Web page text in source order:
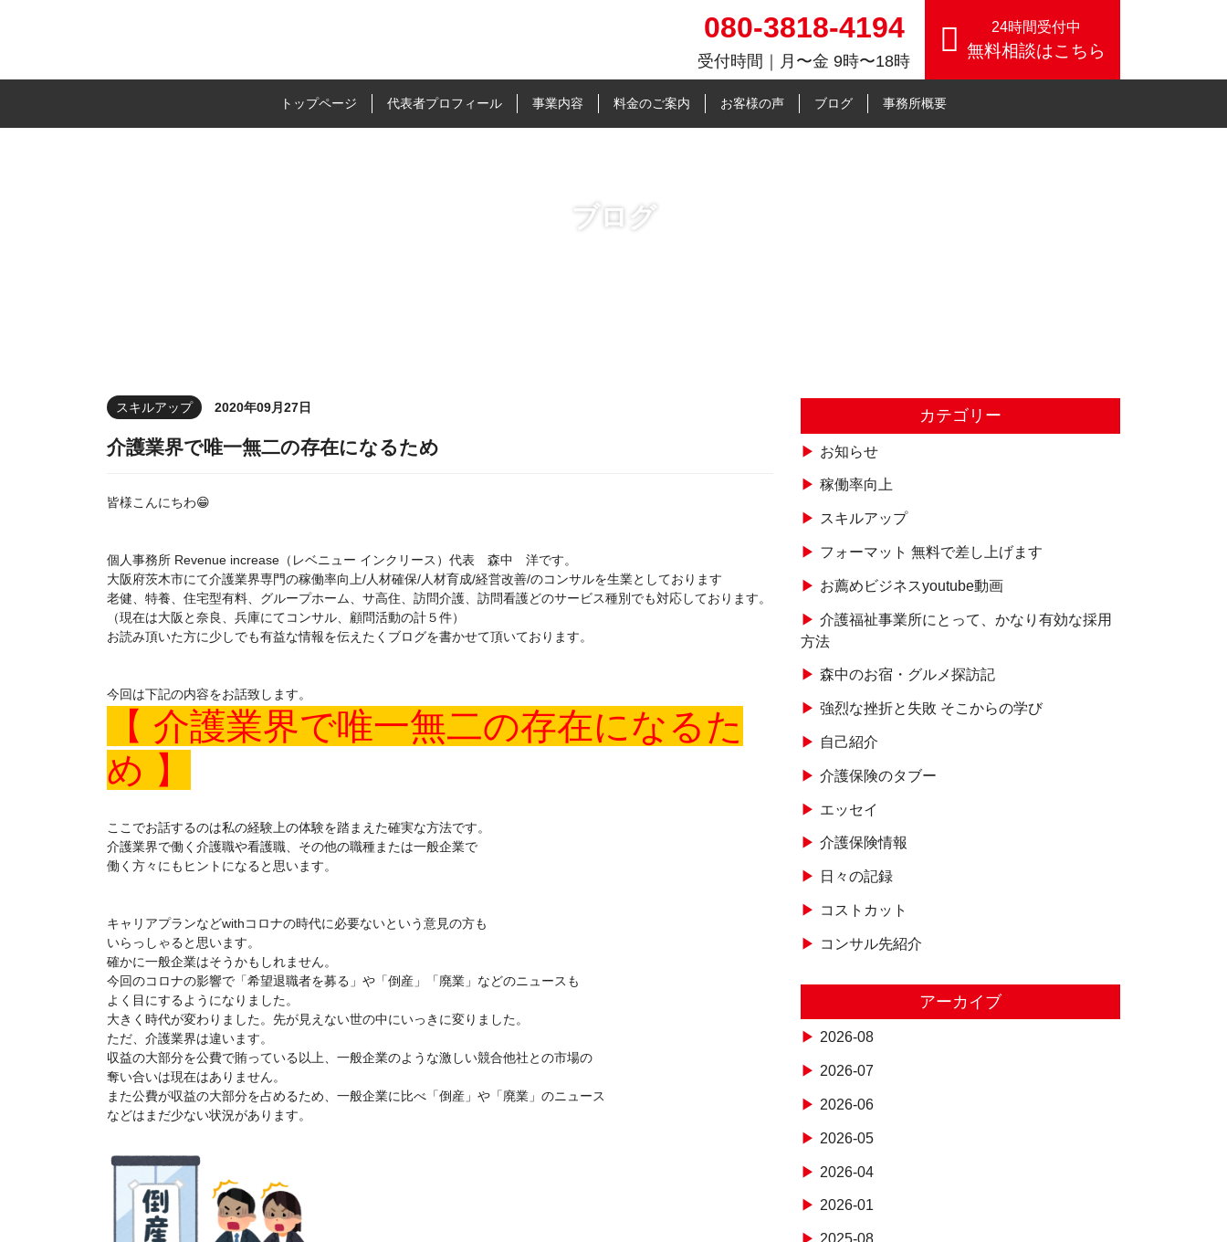
福祉事業所専門の稼働率向上と人材確保に特化したコンサル事業
080-3818-4194
受付時間｜⽉〜金 9時〜18時
24時間受付中
無料相談はこちら
トップページ 代表者プロフィール 事業内容 料金のご案内 お客様の声 ブログ 事務所概要
ブログ
スキルアップ 2020年09月27日
介護業界で唯一無二の存在になるため
皆様こんにちわ😁
個人事務所 Revenue increase（レベニュー インクリース）代表 森中 洋です。
大阪府茨木市にて介護業界専門の稼働率向上/人材確保/人材育成/経営改善/のコンサルを生業としております
老健、特養、住宅型有料、グループホーム、サ高住、訪問介護、訪問看護どのサービス種別でも対応しております。
（現在は大阪と奈良、兵庫にてコンサル、顧問活動の計５件）
お読み頂いた方に少しでも有益な情報を伝えたくブログを書かせて頂いております。
今回は下記の内容をお話致します。
【 介護業界で唯一無二の存在になるた
め 】
ここでお話するのは私の経験上の体験を踏まえた確実な方法です。
介護業界で働く介護職や看護職、その他の職種または一般企業で
働く方々にもヒントになると思います。
キャリアプランなどwithコロナの時代に必要ないという意見の方も
いらっしゃると思います。
確かに一般企業はそうかもしれません。
今回のコロナの影響で「希望退職者を募る」や「倒産」「廃業」などのニュースも
よく目にするようになりました。
大きく時代が変わりました。先が見えない世の中にいっきに変りました。
ただ、介護業界は違います。
収益の大部分を公費で賄っている以上、一般企業のような激しい競合他社との市場の
奪い合いは現在はありません。
また公費が収益の大部分を占めるため、一般企業に比べ「倒産」や「廃業」のニュース
などはまだ少ない状況があります。
カテゴリー
お知らせ
稼働率向上
スキルアップ
フォーマット 無料で差し上げます
お薦めビジネスyoutube動画
介護福祉事業所にとって、かなり有効な採用
方法
森中のお宿・グルメ探訪記
強烈な挫折と失敗 そこからの学び
自己紹介
介護保険のタブー
エッセイ
介護保険情報
日々の記録
コストカット
コンサル先紹介
アーカイブ
2026-08
2026-07
2026-06
2026-05
2026-04
2026-01